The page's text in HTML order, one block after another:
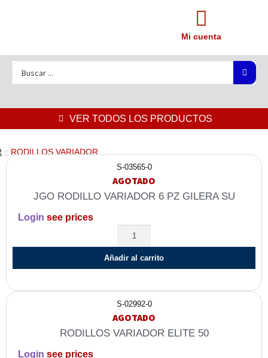
Mi cuenta
VER TODOS LOS PRODUCTOS
RODILLOS VARIADOR
S-03565-0
AGOTADO
JGO RODILLO VARIADOR 6 PZ GILERA SU
Login see prices
Añadir al carrito
S-02992-0
AGOTADO
RODILLOS VARIADOR ELITE 50
Login see prices